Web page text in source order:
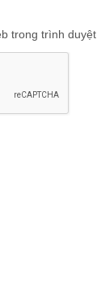
trong trình